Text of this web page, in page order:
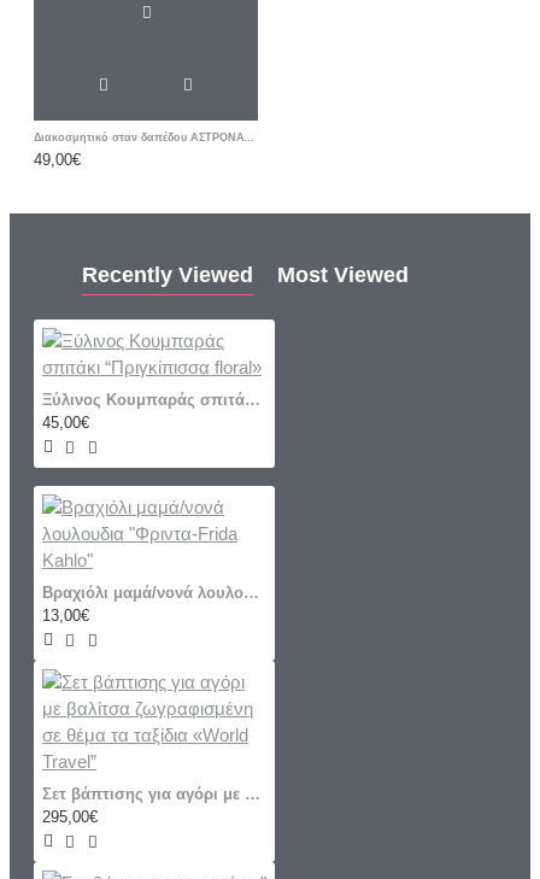
Διακοσμητικό σταν δαπέδου ΑΣΤΡΟΝΑΥΤΗΣ ΔΙΑΣΤΗΜΑ
49,00€
Recently Viewed Most Viewed
Ξύλινος Κουμπαράς σπιτάκι “Πριγκίπισσα floral»
45,00€
Βραχιόλι μαμά/νονά λουλουδια "Φριντα-Frida Kahlo"
13,00€
Σετ βάπτισης για αγόρι με βαλίτσα ζωγραφισμένη σε θέμα τα ταξίδια «World Travel”
295,00€